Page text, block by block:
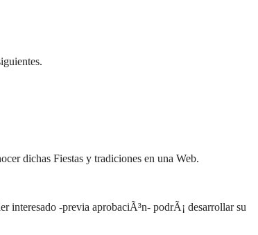
dichas Fiestas y tradiciones en una Web.
interesado -previa aprobaciÃ³n- podrÃ¡ desarrollar su